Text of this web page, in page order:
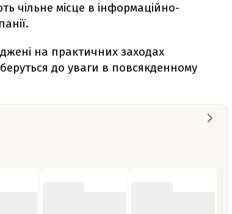
чільне місце в інформаційно-
на практичних заходах
до уваги в повсякденному